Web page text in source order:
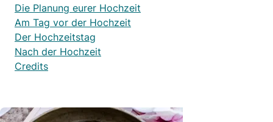
Die Planung eurer Hochzeit
Am Tag vor der Hochzeit
Der Hochzeitstag
Nach der Hochzeit
Credits